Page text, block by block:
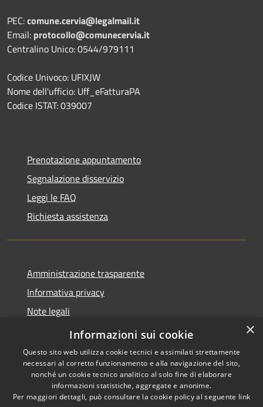
PEC:comune.cervia@legalmail.it
Email: protocollo@comunecervia.it
Centralino Unico: 0544/979111
Codice Univoco: UFIXJW
Nome dell'ufficio: Uff_eFatturaPA
Codice ISTAT: 039007
Prenotazione appuntamento
Segnalazione disservizio
Leggi le FAQ
Richiesta assistenza
Amministrazione trasparente
Informativa privacy
Note legali
Dichiarazione di accessibilità
Accessibilità
Copyright © 2026 • Comune di
Cervia • Powered by
×
Informazioni sui cookie
Questo sito web utilizza cookie tecnici e assimilati strettamente
necessari al corretto funzionamento e alla navigazione del sito,
nonché un cookie tecnico analitico al solo fine di elaborare
informazioni statistiche, aggregate e anonime.
Per maggiori dettagli, può consultare la cookie policy al seguente link